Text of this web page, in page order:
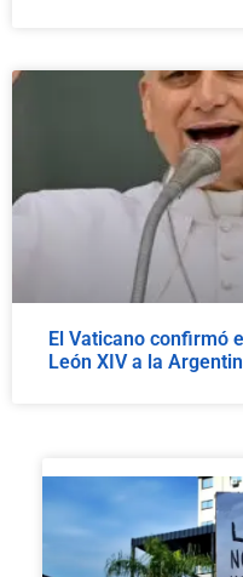
El Vaticano confirmó
León XIV a la